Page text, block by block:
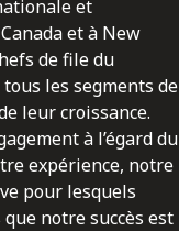
et
et à New
de file du
les segments de
leur croissance.
à l’égard du
expérience, notre
pour lesquels
notre succès est